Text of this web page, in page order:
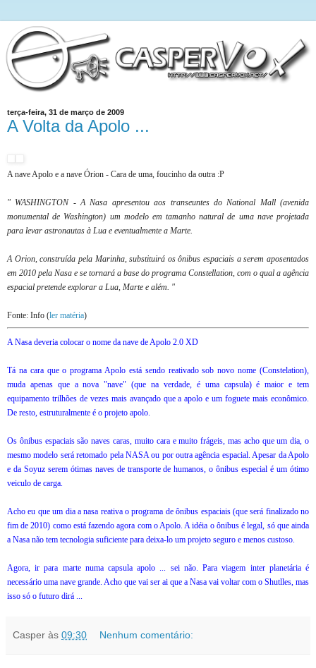
terça-feira, 31 de março de 2009
A Volta da Apolo ...
A nave Apolo e a nave Órion - Cara de uma, foucinho da outra :P
" WASHINGTON - A Nasa apresentou aos transeuntes do National Mall (avenida
monumental de Washington) um modelo em tamanho natural de uma nave projetada
para levar astronautas à Lua e eventualmente a Marte.
A Orion, construída pela Marinha, substituirá os ônibus espaciais a serem aposentados
em 2010 pela Nasa e se tornará a base do programa Constellation, com o qual a agência
espacial pretende explorar a Lua, Marte e além. "
Fonte: Info (ler matéria)
A Nasa deveria colocar o nome da nave de Apolo 2.0 XD
Tá na cara que o programa Apolo está sendo reativado sob novo nome (Constelation),
muda apenas que a nova "nave" (que na verdade, é uma capsula) é maior e tem
equipamento trilhões de vezes mais avançado que a apolo e um foguete mais econômico.
De resto, estruturalmente é o projeto apolo.
Os ônibus espaciais são naves caras, muito cara e muito frágeis, mas acho que um dia, o
mesmo modelo será retomado pela NASA ou por outra agência espacial. Apesar da Apolo
e da Soyuz serem ótimas naves de transporte de humanos, o ônibus especial é um ótimo
veiculo de carga.
Acho eu que um dia a nasa reativa o programa de ônibus espaciais (que será finalizado no
fim de 2010) como está fazendo agora com o Apolo. A idéia o ônibus é legal, só que ainda
a Nasa não tem tecnologia suficiente para deixa-lo um projeto seguro e menos custoso.
Agora, ir para marte numa capsula apolo ... sei não. Para viagem inter planetária é
necessário uma nave grande. Acho que vai ser ai que a Nasa vai voltar com o Shutlles, mas
isso só o futuro dirá ...
Casper às 09:30 Nenhum comentário: